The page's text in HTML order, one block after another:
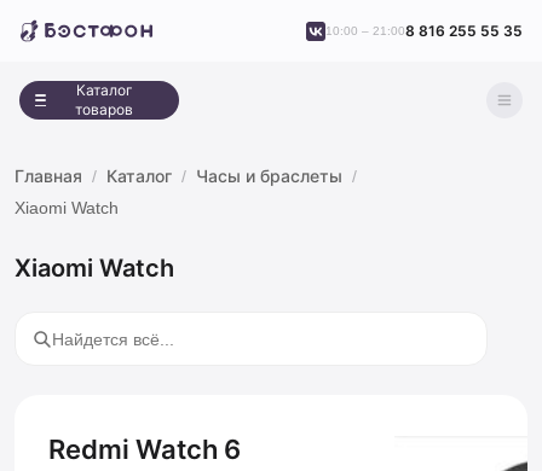
Каталог
товаров
10:00 – 21:008 816 255 55 35
Главная Каталог Часы и браслеты
Xiaomi Watch
Xiaomi Watch
Redmi Watch 6